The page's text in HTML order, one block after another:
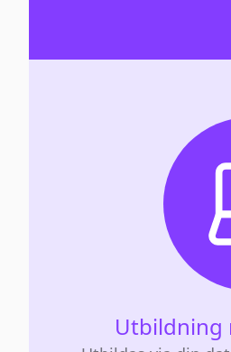
Utbildning